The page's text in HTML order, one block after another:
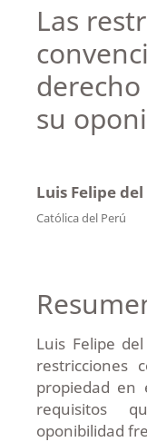
Las
su
Luis Felipe
Católica del Perú
Luis Felipe
restricciones
propiedad en
requisitos
oponibilidad